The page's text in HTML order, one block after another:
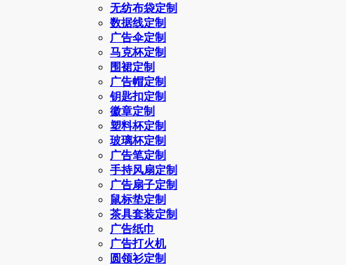
无纺布袋定制
数据线定制
广告伞定制
马克杯定制
围裙定制
广告帽定制
钥匙扣定制
徽章定制
塑料杯定制
玻璃杯定制
广告笔定制
手持风扇定制
广告扇子定制
鼠标垫定制
茶具套装定制
广告纸巾
广告打火机
圆领衫定制